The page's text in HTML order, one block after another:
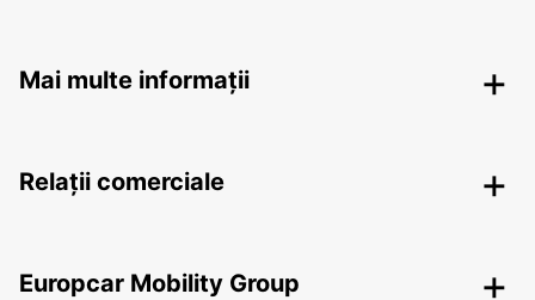
Mai multe informații
Relații comerciale
Europcar Mobility Group